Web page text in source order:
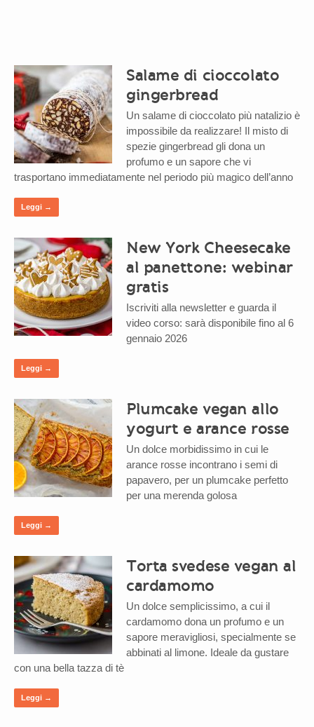
Salame di cioccolato
gingerbread
Un salame di cioccolato più natalizio è
impossibile da realizzare! Il misto di
spezie gingerbread gli dona un
profumo e un sapore che vi
trasportano immediatamente nel periodo più magico dell’anno
Leggi →
New York Cheesecake
al panettone: webinar
gratis
Iscriviti alla newsletter e guarda il
video corso: sarà disponibile fino al 6
gennaio 2026
Leggi →
Plumcake vegan allo
yogurt e arance rosse
Un dolce morbidissimo in cui le
arance rosse incontrano i semi di
papavero, per un plumcake perfetto
per una merenda golosa
Leggi →
Torta svedese vegan al
cardamomo
Un dolce semplicissimo, a cui il
cardamomo dona un profumo e un
sapore meravigliosi, specialmente se
abbinati al limone. Ideale da gustare
con una bella tazza di tè
Leggi →